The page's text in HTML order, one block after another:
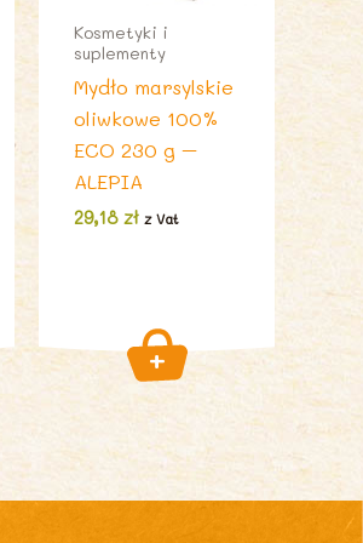
Kosmetyki i
suplementy
Mydło marsylskie
oliwkowe 100%
ECO 230 g –
ALEPIA
29,18zł z Vat